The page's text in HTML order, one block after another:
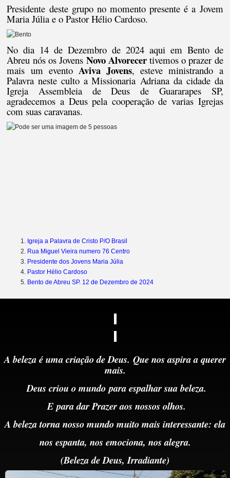
Presidente deste grupo no momento presente é a Jovem
Maria Júlia e o Pastor Hélio Cardoso.
No dia 14 de Dezembro de 2024 aqui em Bento de
Abreu nós os Jovens Novo Alvorecertivemos o prazer de
mais um evento Aviva Jovens, esteve ministrando a
Palavra neste culto a Missionaria Adriana da cidade da
Igreja Assembleia de Deus de Guararapes SP,
agradecemos a Deus pela cooperação de varias Igrejas
com suas caravanas.
Igreja a Palavra de Cristo P/O Brasil
Rua Miguel Vieira numero 76 Centro
Presidente dos Jovens Maria Júlia
Pastor Hélio Cardoso
Bento de Abreu SP. 12 de Dezembro de 2024
A beleza é uma criação de Deus. Que nos aspira a querer
mais.
Deus criou o mundoparaespalhar sua beleza.
Epara dar Prazer aos nossos olhos.
A beleza torna nosso mundo muito mais interessante: ela
nos espanta, nos emociona, nos alegra.
(Beleza de Deus,Irradiante)